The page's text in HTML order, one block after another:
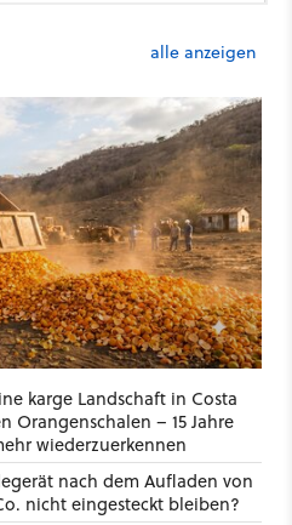
alle anzeigen
karge Landschaft in Costa
Orangenschalen – 15 Jahre
wiederzuerkennen
nach dem Aufladen von
nicht eingesteckt bleiben?